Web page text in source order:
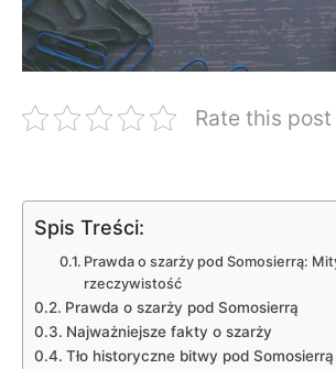
Rate this post
Spis Treści:
Prawda o szarży pod ‍Somosierrą:
rzeczywistość
Prawda o szarży pod⁤ Somosierrą
Najważniejsze fakty o szarży
Tło historyczne bitwy pod Somosierrą